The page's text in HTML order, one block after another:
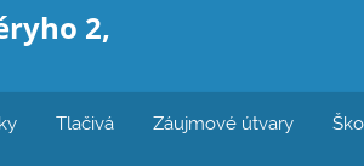
2,
Tlačivá Záujmové útvary